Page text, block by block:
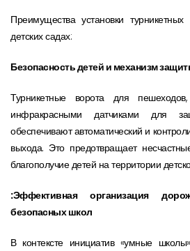
Преимущества установки
детских садах:
Безопасность детей и механизм
Турникетные ворота для
инфракрасными датчиками для
обеспечивают автоматический и
выхода. Это предотвращает
благополучие детей на территории
:Эффективная организация
безопасных школ
В контексте инициатив «умные